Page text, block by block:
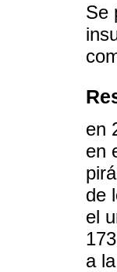
Se
en
en
de
el
a